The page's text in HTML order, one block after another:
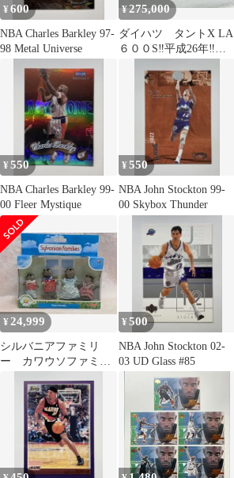
¥600
NBA Charles Barkley 97-
98 Metal Universe
¥275,000
ダイハツ タントX LA
６００S‼️平成26年‼️距
¥550
NBA Charles Barkley 99-
00 Fleer Mystique
¥550
NBA John Stockton 99-
00 Skybox Thunder
¥ 24,999
シルバニアファミリ
ー カワウソファミリ
ンハンド
¥500
NBA John Stockton 02-
03 UD Glass #85